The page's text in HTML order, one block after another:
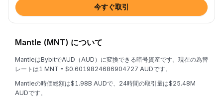
今すぐ取引
Mantle (MNT) について
MantleはBybitでAUD（AUD）に変換できる暗号資産です。現在の為替
レートは1 MNT = $0.6019824686904727 AUDです。
Mantleの時価総額は$1.98B AUDで、24時間の取引量は$25.48M
AUDです。